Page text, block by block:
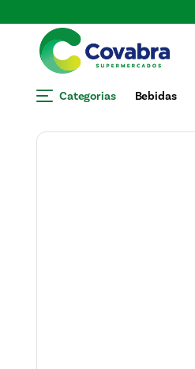
Categorias Bebidas